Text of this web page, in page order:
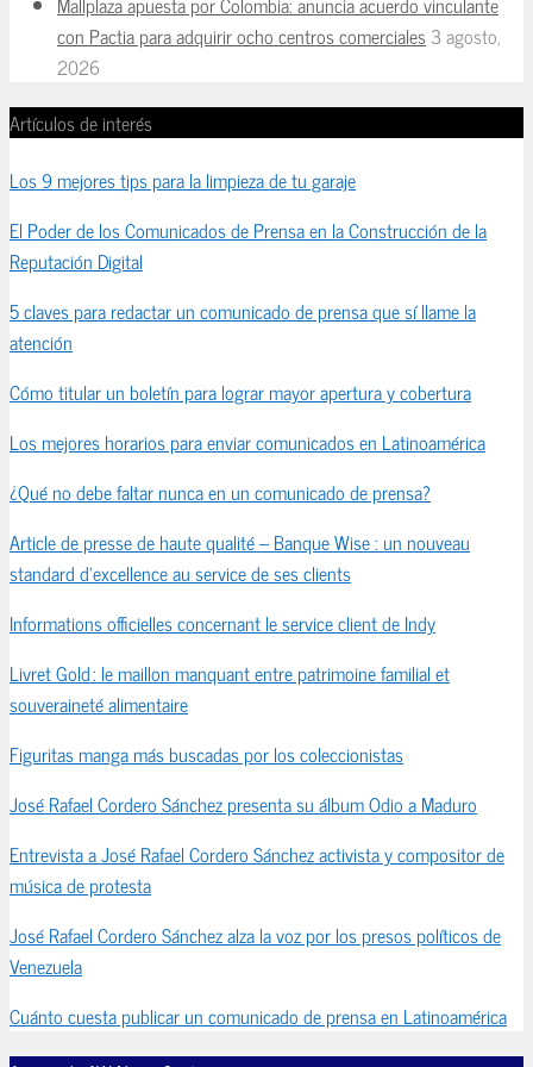
con Pactia para adquirir ocho centros comerciales3 agosto,
2026
Artículos de interés
Los 9 mejores tips para la limpieza de tu garaje
El Poder de los Comunicados de Prensa en la Construcción de la
Reputación Digital
5 claves para redactar un comunicado de prensa que sí llame la
atención
Cómo titular un boletín para lograr mayor apertura y cobertura
Los mejores horarios para enviar comunicados en Latinoamérica
¿Qué no debe faltar nunca en un comunicado de prensa?
Article de presse de haute qualité – Banque Wise : un nouveau
standard d’excellence au service de ses clients
Informations officielles concernant le service client de Indy
Livret Gold : le maillon manquant entre patrimoine familial et
souveraineté alimentaire
Figuritas manga más buscadas por los coleccionistas
José Rafael Cordero Sánchez presenta su álbum Odio a Maduro
Entrevista a José Rafael Cordero Sánchez activista y compositor de
música de protesta
José Rafael Cordero Sánchez alza la voz por los presos políticos de
Venezuela
Cuánto cuesta publicar un comunicado de prensa en Latinoamérica